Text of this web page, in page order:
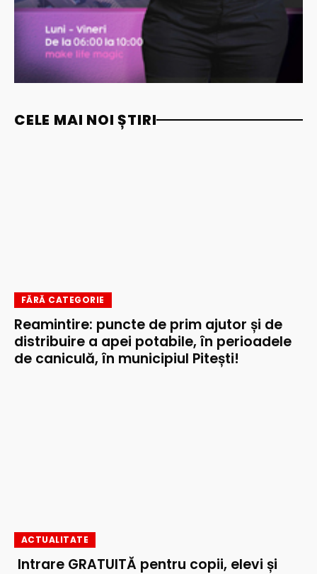
CELE MAI NOI ȘTIRI
FĂRĂ CATEGORIE
Reamintire: puncte de prim ajutor și de
distribuire a apei potabile, în perioadele
de caniculă, în municipiul Pitești!
ACTUALITATE
Intrare GRATUITĂ pentru copii, elevi și